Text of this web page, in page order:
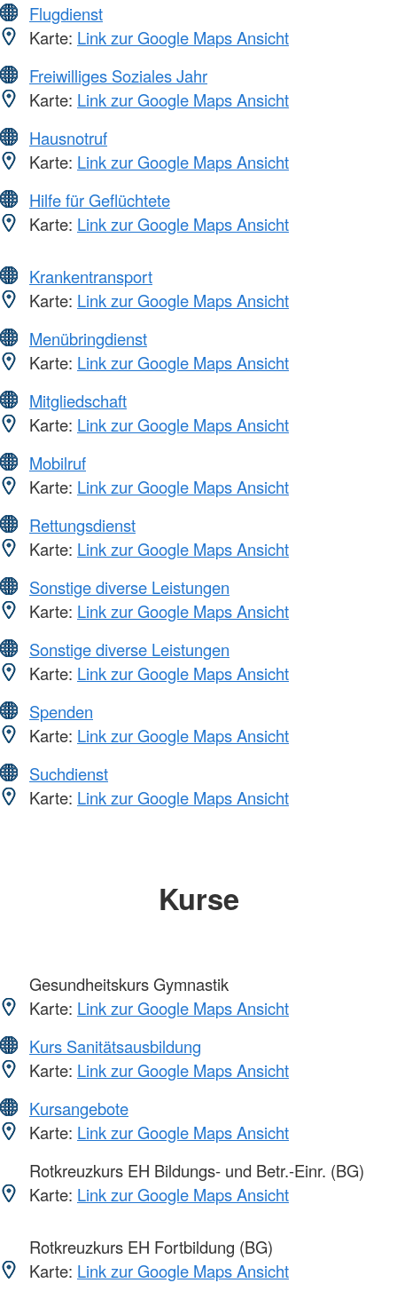
Flugdienst
Karte: Link zur Google Maps Ansicht
Freiwilliges Soziales Jahr
Karte: Link zur Google Maps Ansicht
Hausnotruf
Karte: Link zur Google Maps Ansicht
Hilfe für Geflüchtete
Karte: Link zur Google Maps Ansicht
Krankentransport
Karte: Link zur Google Maps Ansicht
Menübringdienst
Karte: Link zur Google Maps Ansicht
Mitgliedschaft
Karte: Link zur Google Maps Ansicht
Mobilruf
Karte: Link zur Google Maps Ansicht
Rettungsdienst
Karte: Link zur Google Maps Ansicht
Sonstige diverse Leistungen
Karte: Link zur Google Maps Ansicht
Sonstige diverse Leistungen
Karte: Link zur Google Maps Ansicht
Spenden
Karte: Link zur Google Maps Ansicht
Suchdienst
Karte: Link zur Google Maps Ansicht
Kurse
Gesundheitskurs Gymnastik
Karte: Link zur Google Maps Ansicht
Kurs Sanitätsausbildung
Karte: Link zur Google Maps Ansicht
Kursangebote
Karte: Link zur Google Maps Ansicht
Rotkreuzkurs EH Bildungs- und Betr.-Einr. (BG)
Karte: Link zur Google Maps Ansicht
Rotkreuzkurs EH Fortbildung (BG)
Karte: Link zur Google Maps Ansicht